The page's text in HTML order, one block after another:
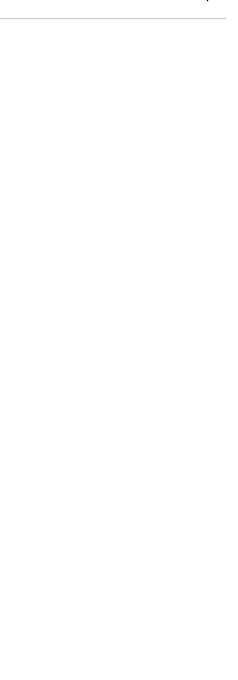
rubs (Wyzenbeek)